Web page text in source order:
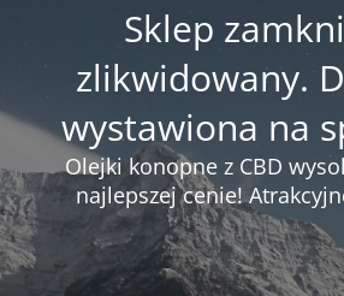
Sklep
zlikwidowany.
wystawiona na
Olejki konopne z CBD
najlepszej cenie!